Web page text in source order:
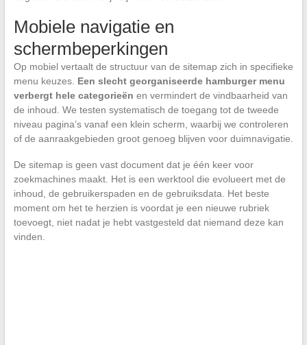
Mobiele navigatie en
schermbeperkingen
Op mobiel vertaalt de structuur van de sitemap zich in specifieke
menu keuzes. Een slecht georganiseerde hamburger menu
verbergt hele categorieën en vermindert de vindbaarheid van
de inhoud. We testen systematisch de toegang tot de tweede
niveau pagina’s vanaf een klein scherm, waarbij we controleren
of de aanraakgebieden groot genoeg blijven voor duimnavigatie.
De sitemap is geen vast document dat je één keer voor
zoekmachines maakt. Het is een werktool die evolueert met de
inhoud, de gebruikerspaden en de gebruiksdata. Het beste
moment om het te herzien is voordat je een nieuwe rubriek
toevoegt, niet nadat je hebt vastgesteld dat niemand deze kan
vinden.